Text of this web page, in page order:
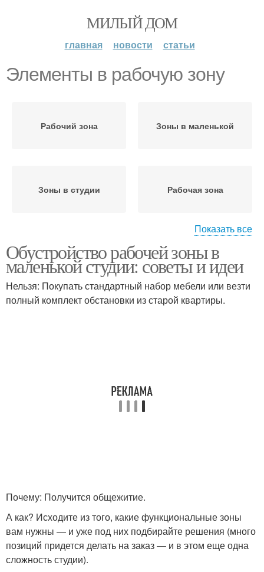
МИЛЫЙ ДОМ
главная новости статьи
Элементы в рабочую зону
Рабочий зона Зоны в маленькой
Зоны в студии Рабочая зона
Зона в студии
Пространство в
рабочей зоне
Показать все
Обустройство рабочей зоны в
маленькой студии: советы и идеи
Нельзя: Покупать стандартный набор мебели или везти
полный комплект обстановки из старой квартиры.
Почему: Получится общежитие.
А как? Исходите из того, какие функциональные зоны
вам нужны — и уже под них подбирайте решения (много
позиций придется делать на заказ — и в этом еще одна
сложность студии).